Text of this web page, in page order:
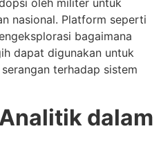
oleh militer untuk
nasional. Platform seperti
bagaimana
dapat digunakan untuk
terhadap sistem
dalam